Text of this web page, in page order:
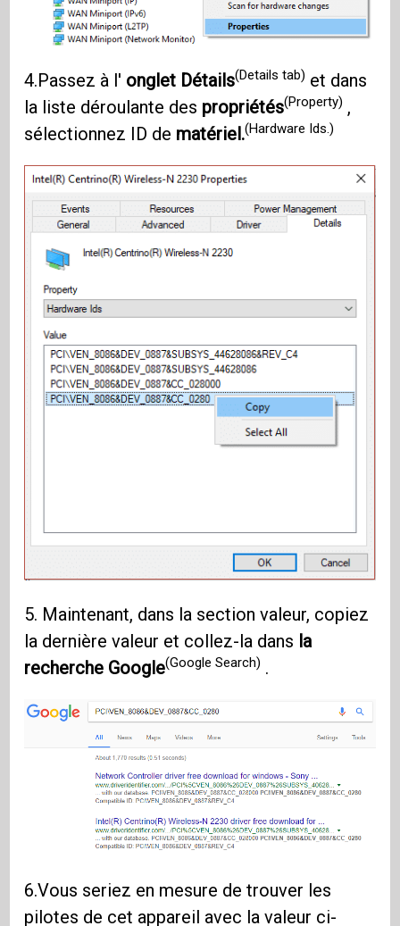
4.Passez à l' onglet Détails(Details tab) et dans
la liste déroulante des propriétés(Property) ,
sélectionnez ID de matériel.(Hardware Ids.)
5. Maintenant, dans la section valeur, copiez
la dernière valeur et collez-la dans la
recherche Google(Google Search) .
6.Vous seriez en mesure de trouver les
pilotes de cet appareil avec la valeur ci-